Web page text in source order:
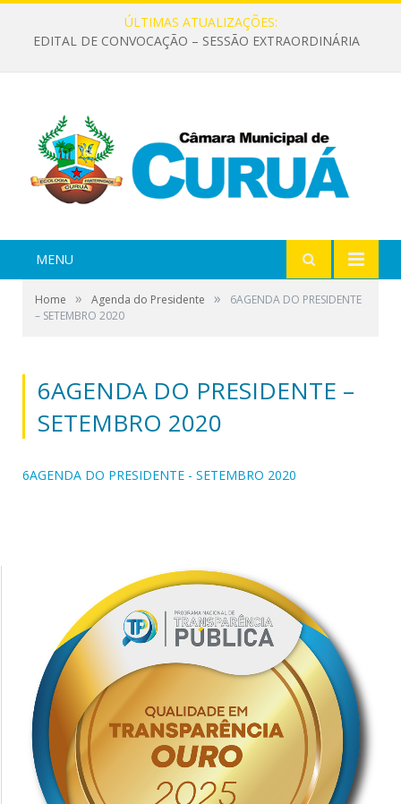
ÚLTIMAS ATUALIZAÇÕES:
EDITAL DE CONVOCAÇÃO – SESSÃO EXTRAORDINÁRIA
MENU
Home » Agenda do Presidente »
6AGENDA DO PRESIDENTE
– SETEMBRO 2020
6AGENDA DO PRESIDENTE –
SETEMBRO 2020
6AGENDA DO PRESIDENTE - SETEMBRO 2020